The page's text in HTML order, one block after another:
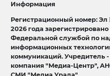
Информация
Регистрационный номер: Эл
2026 года зарегистрировано
Федеральной службой по
информационных
коммуникаций.
компания "Медиа-Центр",